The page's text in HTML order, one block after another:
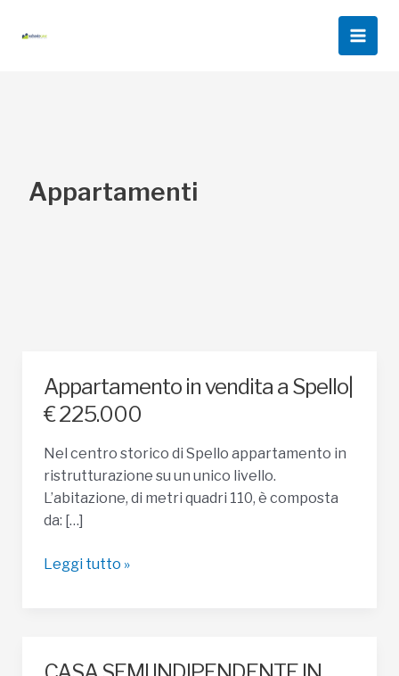
Main
Appartamenti
Appartamento in vendita a Spello|
€ 225.000
Nel centro storico di Spello appartamento in
ristrutturazione su un unico livello.
L’abitazione, di metri quadri 110, è composta
da: […]
Appartamento
Leggi tutto »